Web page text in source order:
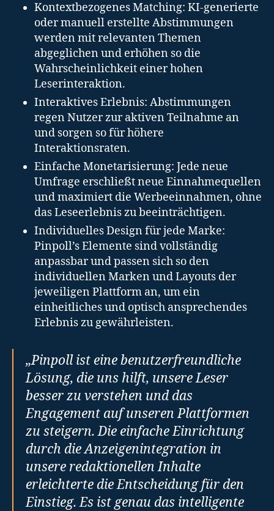
Kontextbezogenes Matching: KI-generierte
oder manuell erstellte Abstimmungen
werden mit relevanten Themen
abgeglichen und erhöhen so die
Wahrscheinlichkeit einer hohen
Leserinteraktion.
Interaktives Erlebnis: Abstimmungen
regen Nutzer zur aktiven Teilnahme an
und sorgen so für höhere
Interaktionsraten.
Einfache Monetarisierung: Jede neue
Umfrage erschließt neue Einnahmequellen
und maximiert die Werbeeinnahmen, ohne
das Leseerlebnis zu beeinträchtigen.
Individuelles Design für jede Marke:
Pinpoll’s Elemente sind vollständig
anpassbar und passen sich so den
individuellen Marken und Layouts der
jeweiligen Plattform an, um ein
einheitliches und optisch ansprechendes
Erlebnis zu gewährleisten.
„Pinpoll ist eine benutzerfreundliche
Lösung, die uns hilft, unsere Leser
besser zu verstehen und das
Engagement auf unseren Plattformen
zu steigern. Die einfache Einrichtung
durch die Anzeigenintegration in
unsere redaktionellen Inhalte
erleichterte die Entscheidung für den
Einstieg. Es ist genau das intelligente